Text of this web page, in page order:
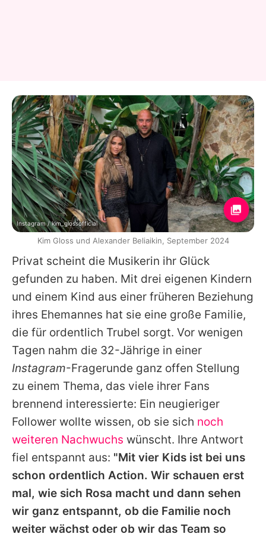
Privat scheint die Musikerin ihr Glück
gefunden zu haben. Mit drei eigenen Kindern
und einem Kind aus einer früheren Beziehung
ihres Ehemannes hat sie eine große Familie,
die für ordentlich Trubel sorgt. Vor wenigen
Tagen nahm die 32-Jährige in einer
Instagram-Fragerunde ganz offen Stellung
zu einem Thema, das viele ihrer Fans
brennend interessierte: Ein neugieriger
Follower wollte wissen, ob sie sich noch
weiteren Nachwuchs wünscht. Ihre Antwort
fiel entspannt aus: "Mit vier Kids ist bei uns
schon ordentlich Action. Wir schauen erst
mal, wie sich Rosa macht und dann sehen
wir ganz entspannt, ob die Familie noch
weiter wächst oder ob wir das Team so
Instagram / kim_glossofficial
Kim Gloss und Alexander Beliaikin, September 2024